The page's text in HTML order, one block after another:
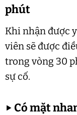
phút
Khi nhận được
viên sẽ được
trong vòng 30
sự cố.
▶ Có mặt